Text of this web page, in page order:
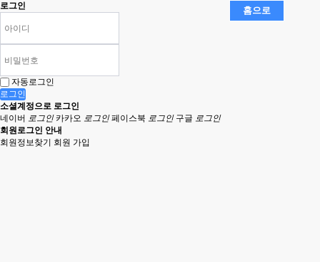
로그인
자동로그인
로그인
소셜계정으로 로그인
네이버 로그인 카카오 로그인 페이스북 로그인 구글 로그인
회원로그인 안내
회원정보찾기
회원 가입